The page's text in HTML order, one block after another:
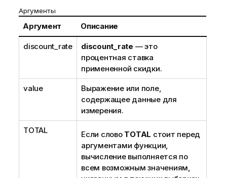
Аргументы
Аргумент Описание
discount_rate discount_rate — это
процентная ставка
примененной скидки.
value
Выражение или поле,
содержащее данные для
измерения.
TOTAL Если слово TOTAL стоит перед
аргументами функции,
вычисление выполняется по
всем возможным значениям,